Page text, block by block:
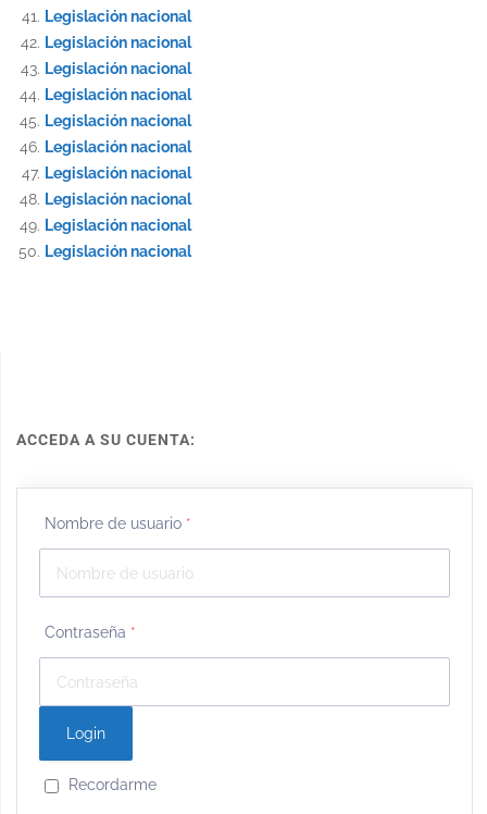
Legislación nacional
Legislación nacional
Legislación nacional
Legislación nacional
Legislación nacional
Legislación nacional
Legislación nacional
Legislación nacional
Legislación nacional
Legislación nacional
ACCEDA A SU CUENTA:
Nombre de usuario *
Contraseña *
Recordarme